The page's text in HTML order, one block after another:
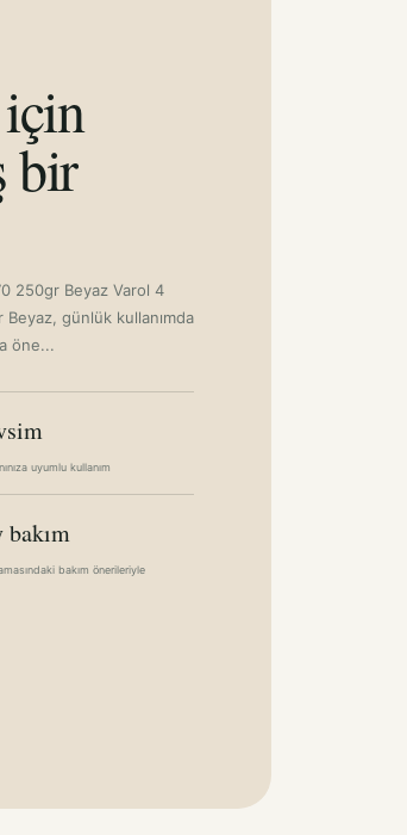
bir
250gr Beyaz Varol 4
günlük kullanımda
öne...
uyumlu kullanım
bakım önerileriyle